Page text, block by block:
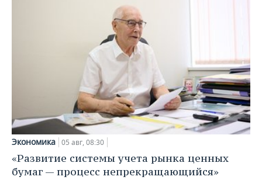
Экономика 05 авг, 08:30
«Развитие системы учета рынка ценных
бумаг — процесс непрекращающийся»